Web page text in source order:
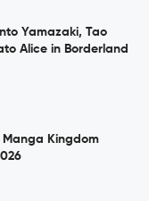
Yamazaki, Tao
Alice in Borderland
Manga Kingdom